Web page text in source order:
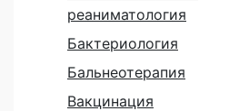
реаниматология
Бактериология
Бальнеотерапия
Вакцинация